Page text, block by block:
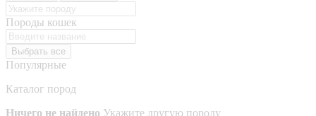
Породы кошек
Выбрать все
Популярные
Каталог пород
Ничего не найдено Укажите другую породу